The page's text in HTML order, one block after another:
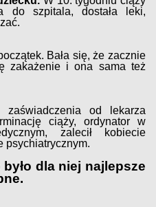
do szpitala, dostała leki,
Bała się, że zacznie
zakażenie i ona sama też
zaświadczenia od lekarza
ciąży, ordynator w
zalecił kobiecie
psychiatrycznym.
było dla niej najlepsze